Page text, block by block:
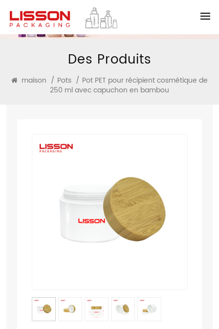
Des Produits
maison / Pots / Pot PET pour récipient cosmétique de
250 ml avec capuchon en bambou